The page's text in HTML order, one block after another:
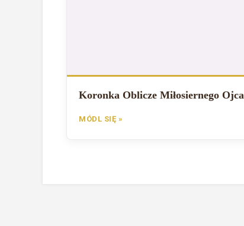
Koronka Oblicze Miłosiernego Ojca
MÓDL SIĘ »